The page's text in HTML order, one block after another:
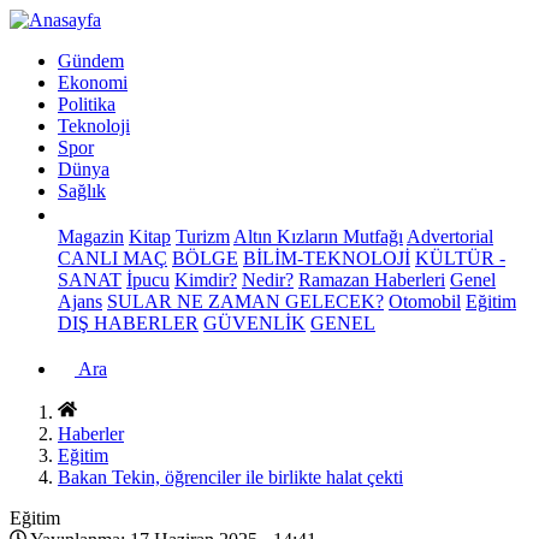
Gündem
Ekonomi
Politika
Teknoloji
Spor
Dünya
Sağlık
Magazin Kitap Turizm Altın Kızların Mutfağı Advertorial
CANLI MAÇ BÖLGE BİLİM-TEKNOLOJİ KÜLTÜR -
SANAT İpucu Kimdir? Nedir? Ramazan Haberleri Genel
Ajans SULAR NE ZAMAN GELECEK? Otomobil Eğitim
DIŞ HABERLER GÜVENLİK GENEL
Ara
Haberler
Eğitim
Bakan Tekin, öğrenciler ile birlikte halat çekti
Eğitim